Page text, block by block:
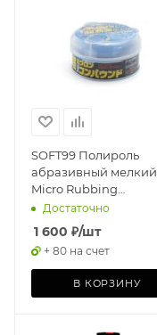
SOFT99 Полироль
абразивный мелкий
Micro Rubbing
Compound для
темных,180 гр
Достаточно
1 600 ₽/шт
+ 80 на счет
В КОРЗИНУ